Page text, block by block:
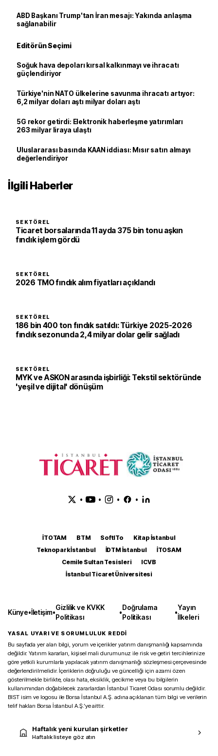
ABD Başkanı Trump'tan İran mesajı: Yakında anlaşma
sağlanabilir
Editörün Seçimi
Soğuk hava depoları kırsal kalkınmayı ve ihracatı
güçlendiriyor
Türkiye'nin NATO ülkelerine savunma ihracatı artıyor:
6,2 milyar doları aştı milyar doları aştı
5G rekor getirdi: Elektronik haberleşme yatırımları
263 milyar liraya ulaştı
Uluslararası basında KAAN iddiası: Mısır satın almayı
değerlendiriyor
İlgili Haberler
SEKTÖREL
Ticaret borsalarında 11 ayda 375 bin tonu aşkın
fındık işlem gördü
SEKTÖREL
2026 TMO fındık alım fiyatları açıklandı
SEKTÖREL
186 bin 400 ton fındık satıldı: Türkiye 2025-2026
fındık sezonunda 2,4 milyar dolar gelir sağladı
SEKTÖREL
MYK ve ASKON arasında işbirliği: Tekstil sektöründe
'yeşil ve dijital' dönüşüm
• • • •
İTOTAM BTM SoftITo
Kitap İstanbul
Teknopark İstanbul
İDTM İstanbul
İTOSAM
Cemile Sultan Tesisleri
ICVB
İstanbul Ticaret Üniversitesi
Künye•İletişim•
Gizlilik ve KVKK
Politikası
•
Doğrulama
Politikası
•
Yayın
İlkeleri
YASAL UYARI VE SORUMLULUK REDDİ
Bu sayfada yer alan bilgi, yorum ve içerikler yatırım danışmanlığı kapsamında
değildir. Yatırım kararları, kişisel mali durumunuz ile risk ve getiri tercihlerinize
göre yetkili kurumlarla yapılacak yatırım danışmanlığı sözleşmesi çerçevesinde
değerlendirilmelidir. İçeriklerin doğruluğu ve güncelliği için azami özen
gösterilmekle birlikte, olası hata, eksiklik, gecikme veya bu bilgilerin
kullanımından doğabilecek zararlardan İstanbul Ticaret Odası sorumlu değildir.
BIST isim ve logosu ile Borsa İstanbul A.Ş. adına açıklanan tüm bilgi ve verilerin
telif hakları Borsa İstanbul A.Ş.’ye aittir.
Haftalık yeni kurulan şirketler
Haftalık listeye göz atın